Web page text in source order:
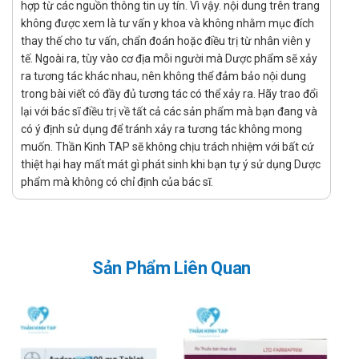
quá 5mg/lần trong vòng 72 tiếng.
Người bệnh bị tiểu đường
Không cần điều chỉnh
Người bệnh đang dùng thuốc chẹn thụ thể alpha
Liều dùng đầu là 5 mg/lần/ngày.
Người bệnh đang dùng thuốc ức chế enzym CYP3A4
Liều uống không vượt quá 5mg/lần trong vòng 72 tiếng.
Tương tác
Thuốc kích thích hoặc ức chế enzym CYP3A4: Các thuốc
Thuốc kháng acid (magnesi hydroxid/nhôm hydroxid): Sử
dụng đồng thời có thể giảm khả năng hấp thu của
Thuốc Nitrat hoặc chế phẩm có gốc nitrat: Kết hợp với
Tadalafil có thể gây hạ huyết áp nghiêm trọng, do đó
hợp từ các nguồn thông tin uy tín. Vì vậy. nội dung trên trang
không được xem là tư vấn y khoa và không nhằm mục đích
thay thế cho tư vấn, chẩn đoán hoặc điều trị từ nhân viên y
tế. Ngoài ra, tùy vào cơ địa mỗi người mà Dược phẩm sẽ xảy
ra tương tác khác nhau, nên không thể đảm bảo nội dung
trong bài viết có đầy đủ tương tác có thể xảy ra. Hãy trao đổi
lại với bác sĩ điều trị về tất cả các sản phẩm mà bạn đang và
có ý định sử dụng để tránh xảy ra tương tác không mong
muốn. Thần Kinh TAP sẽ không chịu trách nhiệm với bất cứ
thiệt hại hay mất mát gì phát sinh khi bạn tự ý sử dụng Dược
phẩm mà không có chỉ định của bác sĩ.
Sản Phẩm Liên Quan